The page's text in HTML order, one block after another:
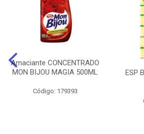
Amaciante CONCENTRADO
MON BIJOU MAGIA 500ML
Código: 179393
ESP